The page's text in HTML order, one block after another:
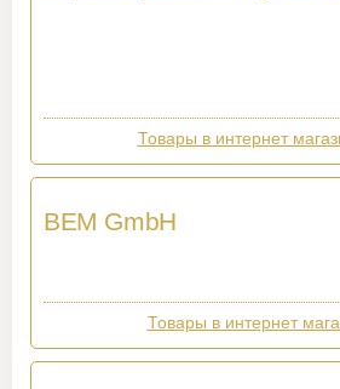
Товары в интернет
BEM GmbH
Товары в интернет